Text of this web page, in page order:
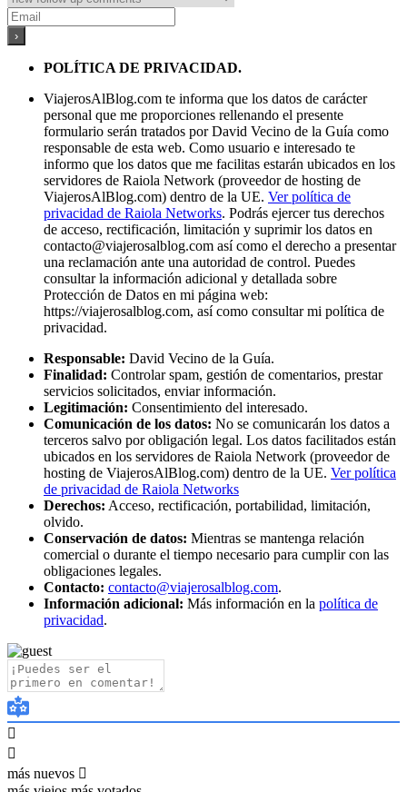
POLÍTICA DE PRIVACIDAD.
ViajerosAlBlog.com te informa que los datos de carácter
personal que me proporciones rellenando el presente
formulario serán tratados por David Vecino de la Guía como
responsable de esta web. Como usuario e interesado te
informo que los datos que me facilitas estarán ubicados en los
servidores de Raiola Network (proveedor de hosting de
ViajerosAlBlog.com) dentro de la UE. Ver política de
privacidad de Raiola Networks. Podrás ejercer tus derechos
de acceso, rectificación, limitación y suprimir los datos en
contacto@viajerosalblog.com así como el derecho a presentar
una reclamación ante una autoridad de control. Puedes
consultar la información adicional y detallada sobre
Protección de Datos en mi página web:
https://viajerosalblog.com, así como consultar mi política de
privacidad.
Responsable: David Vecino de la Guía.
Finalidad: Controlar spam, gestión de comentarios, prestar
servicios solicitados, enviar información.
Legitimación: Consentimiento del interesado.
Comunicación de los datos: No se comunicarán los datos a
terceros salvo por obligación legal. Los datos facilitados están
ubicados en los servidores de Raiola Network (proveedor de
hosting de ViajerosAlBlog.com) dentro de la UE. Ver política
de privacidad de Raiola Networks
Derechos: Acceso, rectificación, portabilidad, limitación,
olvido.
Conservación de datos: Mientras se mantenga relación
comercial o durante el tiempo necesario para cumplir con las
obligaciones legales.
Contacto: contacto@viajerosalblog.com.
Información adicional: Más información en la política de
privacidad.
más nuevos